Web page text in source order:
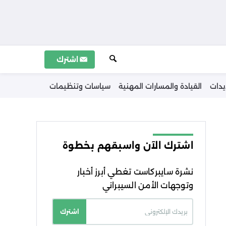
اشترك
القيادة والمسارات المهنية سياسات وتنظيمات
اشترك الآن واسبقهم بخطوة
نشرة سايبركاست تغطي أبرز أخبار
وتوجهات الأمن السيبراني
اشترك